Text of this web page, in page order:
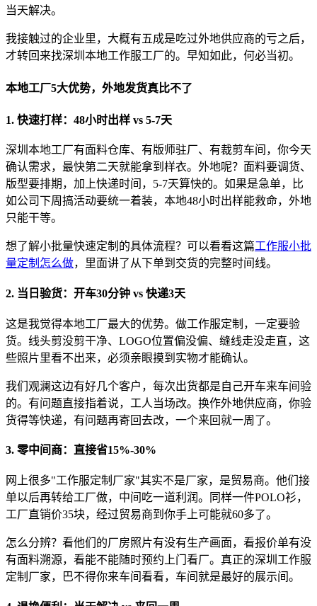
当天解决。
我接触过的企业里，大概有五成是吃过外地供应商的亏之后，
才转回来找深圳本地工作服工厂的。早知如此，何必当初。
本地工厂5大优势，外地发货真比不了
1. 快速打样：48小时出样 vs 5-7天
深圳本地工厂有面料仓库、有版师驻厂、有裁剪车间，你今天
确认需求，最快第二天就能拿到样衣。外地呢？面料要调货、
版型要排期，加上快递时间，5-7天算快的。如果是急单，比
如公司下周搞活动要统一着装，本地48小时出样能救命，外地
只能干等。
想了解小批量快速定制的具体流程？可以看看这篇工作服小批
量定制怎么做，里面讲了从下单到交货的完整时间线。
2. 当日验货：开车30分钟 vs 快递3天
这是我觉得本地工厂最大的优势。做工作服定制，一定要验
货。线头剪没剪干净、LOGO位置偏没偏、缝线走没走直，这
些照片里看不出来，必须亲眼摸到实物才能确认。
我们观澜这边有好几个客户，每次出货都是自己开车来车间验
的。有问题直接指着说，工人当场改。换作外地供应商，你验
货得等快递，有问题再寄回去改，一个来回就一周了。
3. 零中间商：直接省15%-30%
网上很多"工作服定制厂家"其实不是厂家，是贸易商。他们接
单以后再转给工厂做，中间吃一道利润。同样一件POLO衫，
工厂直销价35块，经过贸易商到你手上可能就60多了。
怎么分辨？看他们的厂房照片有没有生产画面，看报价单有没
有面料溯源，看能不能随时预约上门看厂。真正的深圳工作服
定制厂家，巴不得你来车间看看，车间就是最好的展示间。